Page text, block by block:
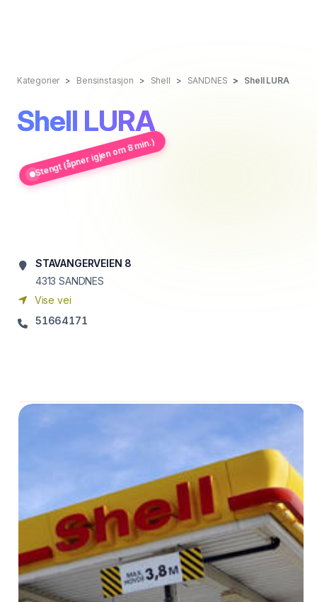
Kategorier Bensinstasjon Shell SANDNES Shell LURA
Shell LURA
Stengt (åpner igjen om 8 min.)
STAVANGERVEIEN 8
4313 SANDNES
Vise vei
51664171